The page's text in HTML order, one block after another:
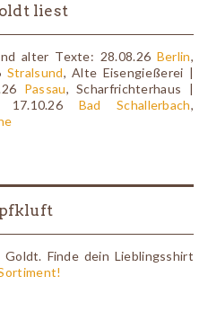
liest
alter Texte: 28.08.26 Berlin,
Stralsund, Alte Eisengießerei |
Passau, Scharfrichterhaus |
Bad Schallerbach,
Finde dein Lieblingsshirt